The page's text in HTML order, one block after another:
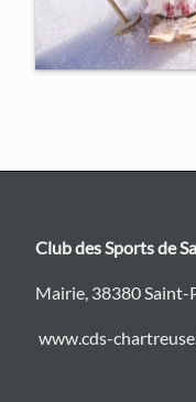
Club des Sports de
Mairie, 38380 Saint-
www.cds-